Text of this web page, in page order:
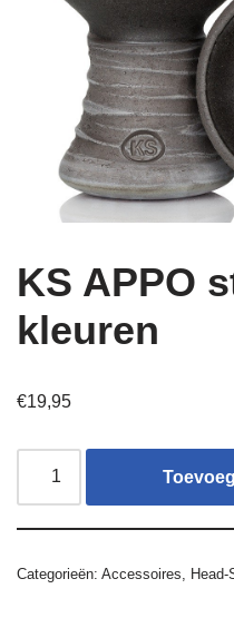
KS APPO
kleuren
€19,95
Categorieën: Accessoires Head-